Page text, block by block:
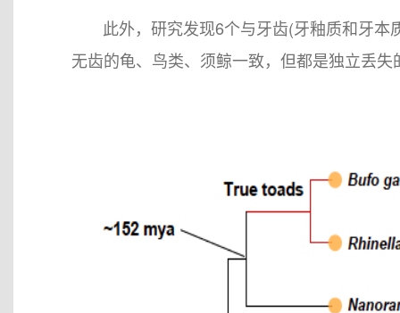
此外，研究发现6个与牙齿(牙釉质和牙本
无齿的龟、鸟类、须鲸一致，但都是独立丢